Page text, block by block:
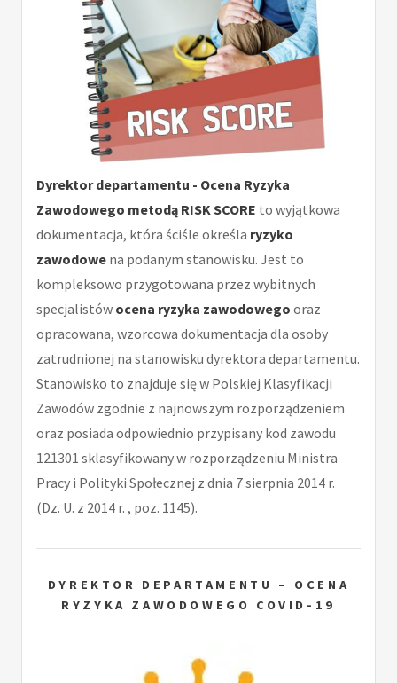
Dyrektor departamentu - Ocena Ryzyka
Zawodowego metodą RISK SCORE to wyjątkowa
dokumentacja, która ściśle określa ryzyko
zawodowe na podanym stanowisku. Jest to
kompleksowo przygotowana przez wybitnych
specjalistów ocena ryzyka zawodowego oraz
opracowana, wzorcowa dokumentacja dla osoby
zatrudnionej na stanowisku dyrektora departamentu.
Stanowisko to znajduje się w Polskiej Klasyfikacji
Zawodów zgodnie z najnowszym rozporządzeniem
oraz posiada odpowiednio przypisany kod zawodu
121301 sklasyfikowany w rozporządzeniu Ministra
Pracy i Polityki Społecznej z dnia 7 sierpnia 2014 r.
(Dz. U. z 2014 r. , poz. 1145).
DYREKTOR DEPARTAMENTU – OCENA
RYZYKA ZAWODOWEGO COVID-19